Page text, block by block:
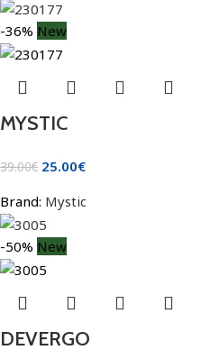
-36% New
MYSTIC
39.00€ 25.00€
Brand: Mystic
-50% New
DEVERGO